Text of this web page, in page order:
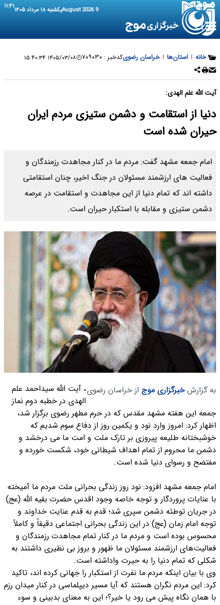
9 August 2026 یکشنبه ۱۸ مرداد ۱۴۰۵ ۱۱:۴۱
خانه | استان‌ها | خراسان رضویکدخبر : ۷۰۹۰۳۰ ۱۴۰۵/۰۳/۰۸ ۱۵:۴۰:۳۴
آیت الله علم‌ الهدی:
دنیا از استقامت و دشمن ستیزی مردم ایران
حیران شده است
امام جمعه مشهد گفت: مردم ما در کنار مجاهدت رزمندگان و
فعالیت‌ های ارزشمند مسئولان در جنگ اخیر، چنان استقامتی
داشته اند که تمام دنیا از این مجاهدت و استقامت در عرصه
دشمن ستیزی و مقابله با استکبار حیران است.
به گزارشخبرگزاری موج از خراسان رضوی، آیت‌ الله سیداحمد علم‌
الهدی در خطبه دوم نماز
جمعه این هفته مشهد مقدس که در حرم مطهر رضوی برگزار شد،
اظهار کرد: امروز وارد نود و یکمین روز از دفاع سوم‌ شدیم که
خوشبختانه طلیعه پیروزی بر تارک ملت و امت ما می درخشد و
دشمن ما محروم از تمام اهداف شیطانی خود، شکست خورده و
مفتضح و رسوای دنیا شده است.
امام جمعه مشهد افزود: نود روز زندگی بحرانی ملت مردم ما آمیخته
با عنایات پروردگار و توجه خاصه وجود اقدس حضرت بقیه‌ الله (عج)
در جریان توطئه دشمن سپری شد؛ قدم به قدم عنایت خداوند و
توجه امام زمان (عج) در این زندگی بحرانی اجتماعی دقیقاً و کاملاً
محسوس بوده است و مردم ما در کنار تمام مجاهدت رزمندگان و
فعالیت‌های ارزشمند مسئولان ما ظهور و بروز بی‌ نظیری داشتند به
شکلی که تمام دنیا را به حیرت واداشته است.
وی با بیان اینکه مردم ما نفرت از استکبار را جهانی کرده اند، تاکید
کرد: این مردم نگران هستند که آیا مسیر دیپلماسی در کنار میدان رزم
با همان نگاه پیش می‌ رود یا خیر؟؛ این به معنای بدبینی و سوء